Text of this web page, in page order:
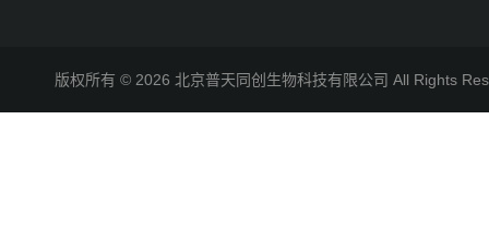
版权所有 © 2026 北京普天同创生物科技有限公司 All Rights